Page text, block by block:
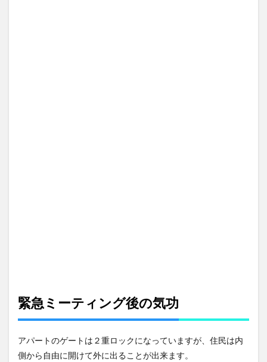
緊急ミーティング後の気功
アパートのゲートは２重ロックになっていますが、住民は内
側から自由に開けて外に出ることが出来ます。